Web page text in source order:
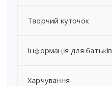
Творчий куточок
Інформація для батьків
Харчування